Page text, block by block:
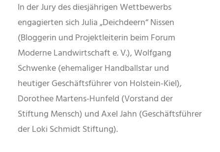
In der Jury des diesjährigen Wettbewerbs
engagierten sich Julia „Deichdeern“ Nissen
(Bloggerin und Projektleiterin beim Forum
Moderne Landwirtschaft e. V.), Wolfgang
Schwenke (ehemaliger Handballstar und
heutiger Geschäftsführer von Holstein-Kiel),
Dorothee Martens-Hunfeld (Vorstand der
Stiftung Mensch) und Axel Jahn (Geschäftsführer
der Loki Schmidt Stiftung).